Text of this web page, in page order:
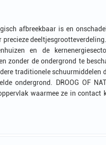
afbreekbaar is en
en de kernenergiesector.
zonder de ondergrond te
traditionele schuurmiddelen
ondergrond. DROOG OF
waarmee ze in contact